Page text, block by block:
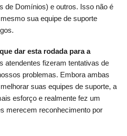
de Domínios) e outros. Isso não é
sua equipe de suporte
dar esta rodada para a
atendentes fizeram tentativas de
problemas. Embora ambas
suas equipes de suporte, a
esforço e realmente fez um
merecem reconhecimento por